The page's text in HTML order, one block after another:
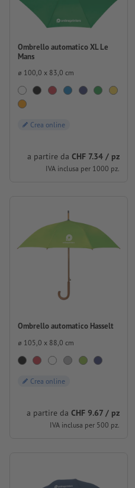
Ombrello automatico XL Le
Mans
⌀ 100,0 x 83,0 cm
Crea online
a partire da CHF 7.34 / pz
IVA inclusa per 1000 pz.
Ombrello automatico Hasselt
⌀ 105,0 x 88,0 cm
Crea online
a partire da CHF 9.67 / pz
IVA inclusa per 500 pz.